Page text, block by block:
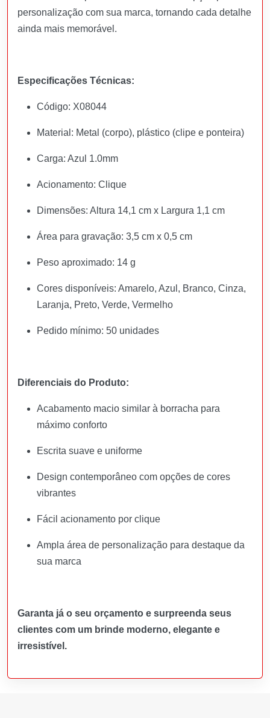
personalização com sua marca, tornando cada detalhe
ainda mais memorável.
Especificações Técnicas:
Código: X08044
Material: Metal (corpo), plástico (clipe e ponteira)
Carga: Azul 1.0mm
Acionamento: Clique
Dimensões: Altura 14,1 cm x Largura 1,1 cm
Área para gravação: 3,5 cm x 0,5 cm
Peso aproximado: 14 g
Cores disponíveis: Amarelo, Azul, Branco, Cinza,
Laranja, Preto, Verde, Vermelho
Pedido mínimo: 50 unidades
Diferenciais do Produto:
Acabamento macio similar à borracha para
máximo conforto
Escrita suave e uniforme
Design contemporâneo com opções de cores
vibrantes
Fácil acionamento por clique
Ampla área de personalização para destaque da
sua marca
Garanta já o seu orçamento e surpreenda seus
clientes com um brinde moderno, elegante e
irresistível.